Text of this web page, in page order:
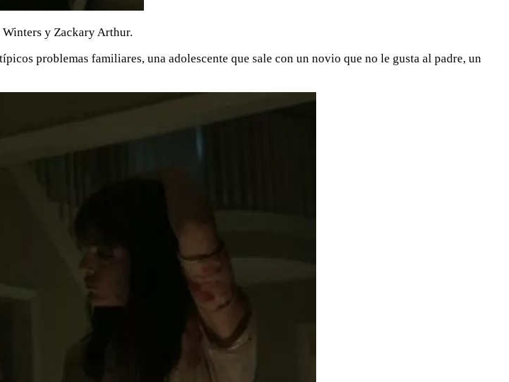
Winters y Zackary Arthur.
problemas familiares, una adolescente que sale con un novio que no le gusta al padre, un